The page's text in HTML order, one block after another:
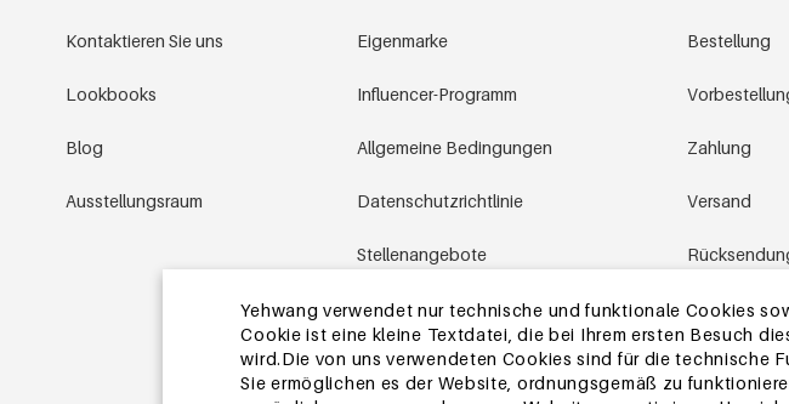
Yehwang verwendet nur technische und funktionale Cookies
Cookie ist eine kleine Textdatei, die bei Ihrem ersten Besuch
wird.Die von uns verwendeten Cookies sind für die
Sie ermöglichen es der Website, ordnungsgemäß zu
Kontaktieren Sie uns
Lookbooks
Blog
Ausstellungsraum
Eigenmarke
Influencer-Programm
Allgemeine Bedingungen
Datenschutzrichtlinie
Stellenangebote
Aktionsbedingungen
Sitemap
Bestellung
Zahlung
Versand
Lager in
Andere